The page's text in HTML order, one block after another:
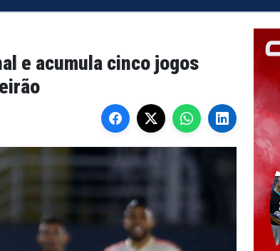
e acumula cinco jogos